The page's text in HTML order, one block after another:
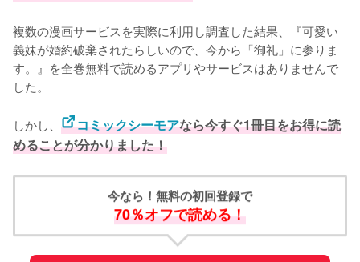
複数の漫画サービスを実際に利用し調査した結果、『可愛い
義妹が婚約破棄されたらしいので、今から「御礼」に参りま
す。』を全巻無料で読めるアプリやサービスはありませんで
した。
しかし、 コミックシーモアなら今すぐ1冊目をお得に読
めることが分かりました！
今なら！無料の初回登録で
70％オフで読める！